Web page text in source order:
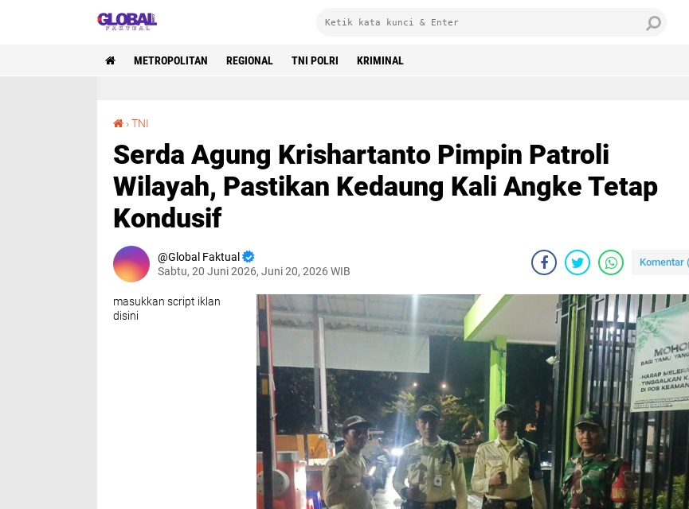
METROPOLITAN REGIONAL TNI POLRI KRIMINAL
›TNI
Serda Agung Krishartanto Pimpin Patroli
Wilayah, Pastikan Kedaung Kali Angke Tetap
Kondusif
Global Faktual
Sabtu, 20 Juni 2026, Juni 20, 2026 WIB
Komentar
masukkan script iklan
disini